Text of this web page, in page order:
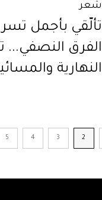
شعر
تألّقي بأجمل
الفرق النصفي...
النهارية
2
3
4
5